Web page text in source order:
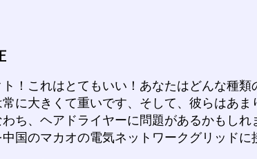
！これはとてもいい！あなたはどんな種
に大きくて重いです、そして、彼らはあ
ち、ヘアドライヤーに問題があるかもしれ
国のマカオの電気ネットワークグリッドに